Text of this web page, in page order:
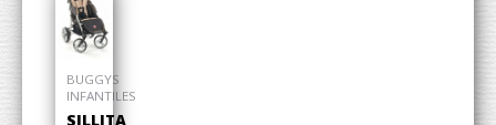
BUGGYS
INFANTILES
SILLITA